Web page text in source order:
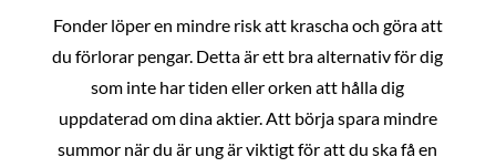
Fonder löper en mindre risk att krascha och göra att
du förlorar pengar. Detta är ett bra alternativ för dig
som inte har tiden eller orken att hålla dig
uppdaterad om dina aktier. Att börja spara mindre
summor när du är ung är viktigt för att du ska få en